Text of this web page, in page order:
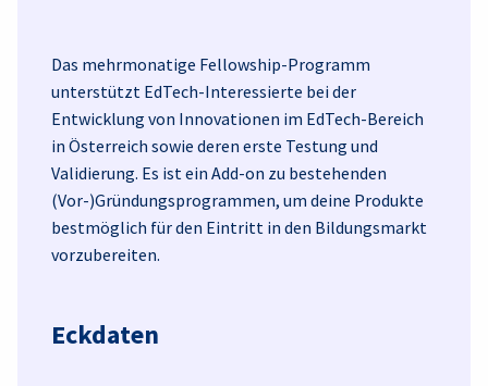
Das mehrmonatige Fellowship-Programm
unterstützt EdTech-Interessierte bei der
Entwicklung von Innovationen im EdTech-Bereich
in Österreich sowie deren erste Testung und
Validierung. Es ist ein Add-on zu bestehenden
(Vor-)Gründungsprogrammen, um deine Produkte
bestmöglich für den Eintritt in den Bildungsmarkt
vorzubereiten.
Eckdaten